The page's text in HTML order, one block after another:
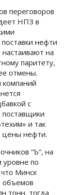
переговоров
НПЗ в
нефти
на
паритету,
отмены.
компаний
с
и так
цены нефти.
“Ъ”, на
уровне по
Минск
объемов
тонн, тогда